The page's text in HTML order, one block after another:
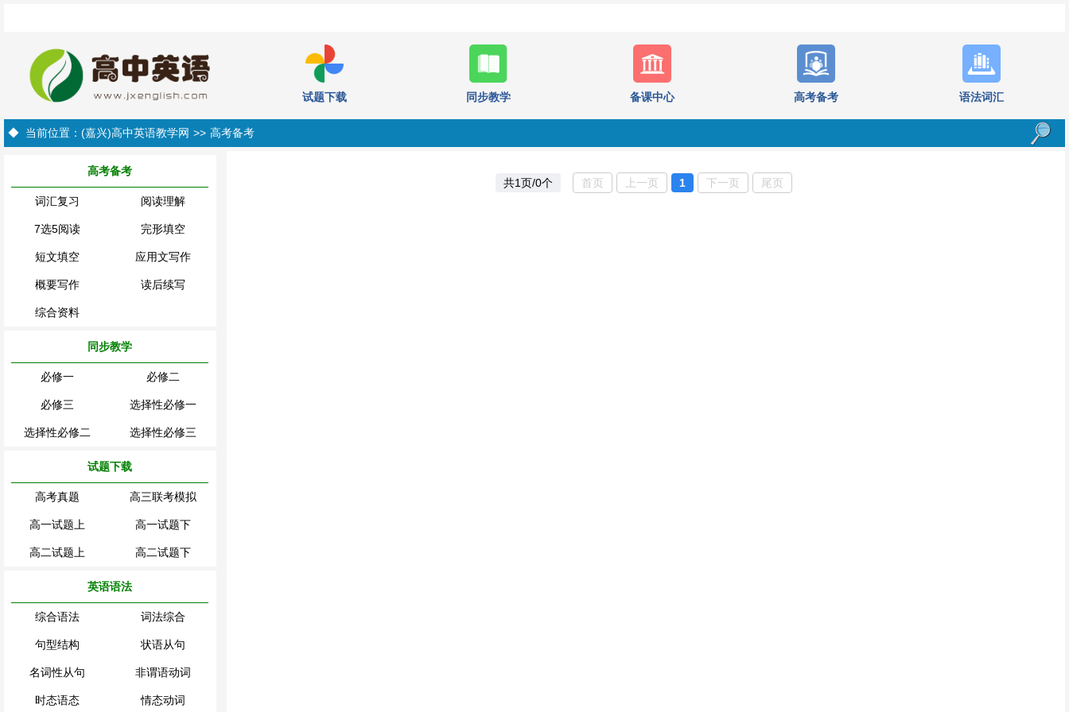
试题下载 同步教学 备课中心 高考备考 语法词汇
◆ 当前位置： (嘉兴)高中英语教学网 >> 高考备考
高考备考
词汇复习 阅读理解
7选5阅读 完形填空
短文填空 应用文写作
概要写作 读后续写
综合资料
同步教学
必修一 必修二
必修三 选择性必修一
选择性必修二 选择性必修三
试题下载
高考真题 高三联考模拟
高一试题上 高一试题下
高二试题上 高二试题下
英语语法
综合语法 词法综合
句型结构 状语从句
名词性从句 非谓语动词
时态语态 情态动词
共1页/0个 首页 上一页 1 下一页 尾页